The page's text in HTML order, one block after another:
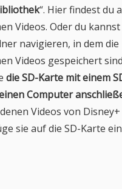
“. Hier findest du
Videos. Oder du
navigieren, in dem die
Videos gespeichert
die SD-Karte mit einem
Computer
Videos von
sie auf die SD-Karte